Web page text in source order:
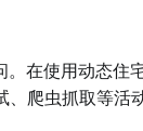
在使用动态住
爬虫抓取等活